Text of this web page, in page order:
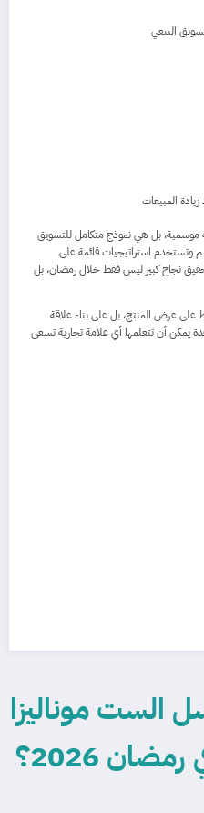
البيعي
المبيعات
بل هي نموذج متكامل للتسويق
وتستخدم استراتيجيات قائمة على
تحقيق نجاح كبير ليس فقط خلال رمضان، بل
على عرض المنتج، بل على بناء علاقة
يمكن أن تتعلمها أي علامة تجارية تسعى
الست موناليزا
2026؟